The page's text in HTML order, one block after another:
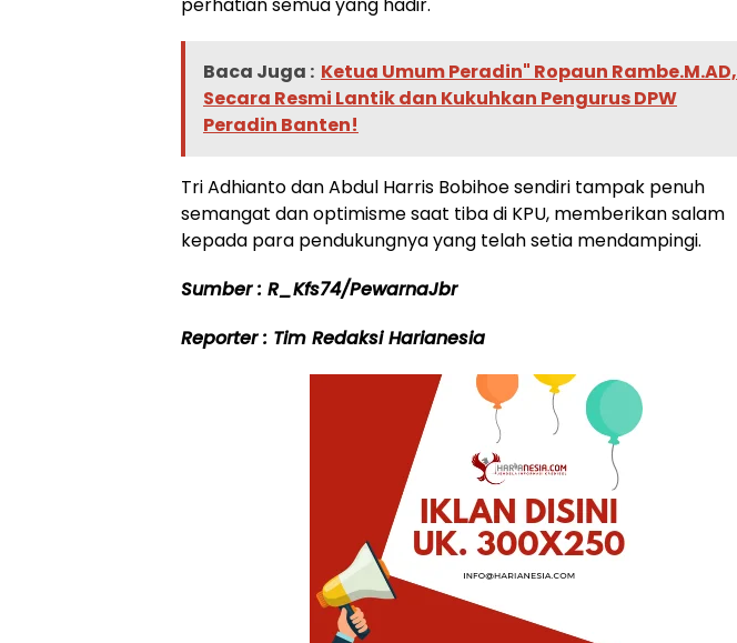
Baca Juga : Ketua Umum Peradin" Ropaun Rambe.M.AD,
Secara Resmi Lantik dan Kukuhkan Pengurus DPW
Peradin Banten!
Tri Adhianto dan Abdul Harris Bobihoe sendiri tampak penuh
semangat dan optimisme saat tiba di KPU, memberikan salam
kepada para pendukungnya yang telah setia mendampingi.
Sumber : R_Kfs74/PewarnaJbr
Reporter : Tim Redaksi Harianesia